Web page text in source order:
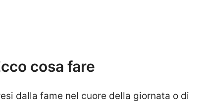
cosa fare
dalla fame nel cuore della giornata o di